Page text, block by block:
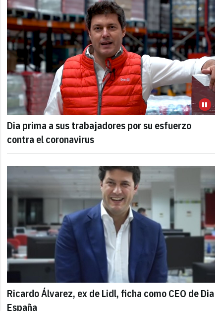
Dia prima a sus trabajadores por su esfuerzo
contra el coronavirus
Ricardo Álvarez, ex de Lidl, ficha como CEO de Dia
España